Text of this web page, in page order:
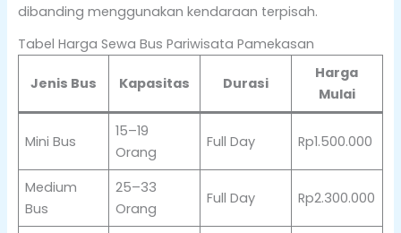
dibanding menggunakan kendaraan terpisah.
Tabel Harga Sewa Bus Pariwisata Pamekasan
Jenis Bus Kapasitas Durasi
Harga
Mulai
Mini Bus
15–19
Orang
Full Day Rp1.500.000
Medium
Bus
25–33
Orang
Full Day Rp2.300.000